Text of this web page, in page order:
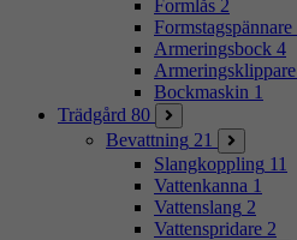
Formlås 2
Formstagspännare
Armeringsbock 4
Armeringsklippare
Bockmaskin 1
Trädgård 80
Bevattning 21
Slangkoppling 11
Vattenkanna 1
Vattenslang 2
Vattenspridare 2